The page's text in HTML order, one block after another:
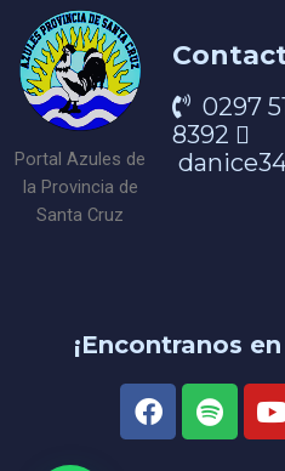
Portal Azules de
la Provincia de
Santa Cruz
0297
8392
¡Encontranos